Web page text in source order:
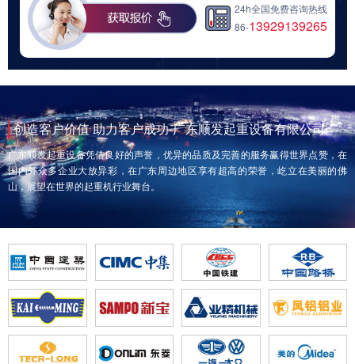
24h全国免费咨询热线
86-13929139265
创造客户价值 助力客户成功-广东顺发起重设备有限公司
广东顺发起重设备凭借良好的声誉，优异的品质及完善的服务赢得世界点赞，在
国内外众多企业大放异彩，在广东周边地区享有超高的荣誉，屹立在美丽的佛
山，展望在世界的起重机行业舞台。